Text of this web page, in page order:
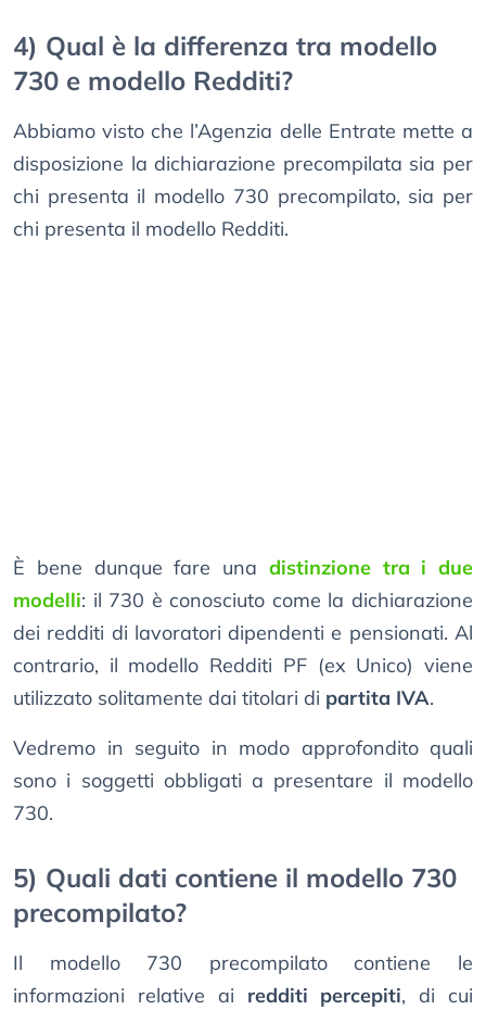
4) Qual è la differenza tra modello
730 e modello Redditi?
Abbiamo visto che l’Agenzia delle Entrate mette a
disposizione la dichiarazione precompilata sia per
chi presenta il modello 730 precompilato, sia per
chi presenta il modello Redditi.
È bene dunque fare una distinzione tra i due
modelli: il 730 è conosciuto come la dichiarazione
dei redditi di lavoratori dipendenti e pensionati. Al
contrario, il modello Redditi PF (ex Unico) viene
utilizzato solitamente dai titolari di partita IVA.
Vedremo in seguito in modo approfondito quali
sono i soggetti obbligati a presentare il modello
730.
5) Quali dati contiene il modello 730
precompilato?
Il modello 730 precompilato contiene le
informazioni relative ai redditi percepiti, di cui